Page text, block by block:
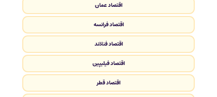
اقتصاد عمان
اقتصاد فرانسه
اقتصاد فنلاند
اقتصاد فیلیپین
اقتصاد قطر